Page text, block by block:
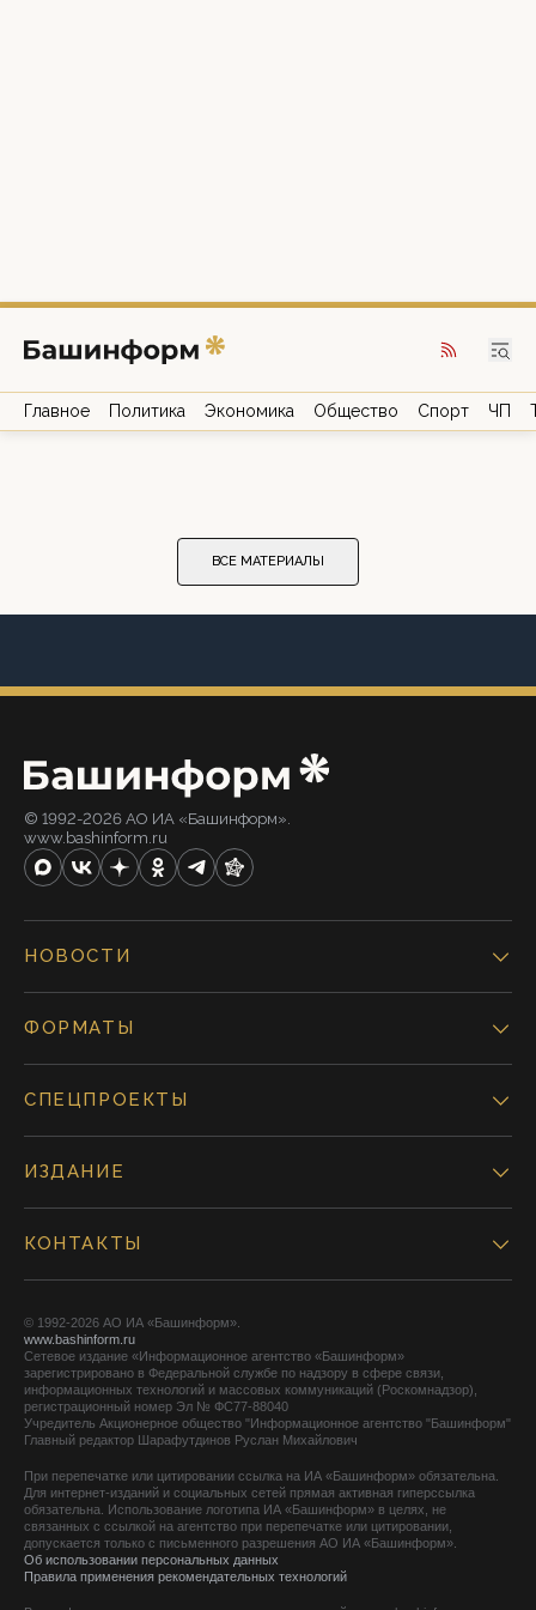
Главное Политика Экономика Общество Спорт ЧП
ВСЕ МАТЕРИАЛЫ
© 1992-2026 АО ИА «Башинформ».
www.bashinform.ru
НОВОСТИ
ФОРМАТЫ
СПЕЦПРОЕКТЫ
ИЗДАНИЕ
КОНТАКТЫ
© 1992-2026 АО ИА «Башинформ».
www.bashinform.ru
Сетевое издание «Информационное агентство «Башинформ»
зарегистрировано в Федеральной службе по надзору в сфере связи,
информационных технологий и массовых коммуникаций (Роскомнадзор),
регистрационный номер Эл № ФС77-88040
Учредитель Акционерное общество "Информационное агентство "Башинформ"
Главный редактор Шарафутдинов Руслан Михайлович
При перепечатке или цитировании ссылка на ИА «Башинформ» обязательна.
Для интернет-изданий и социальных сетей прямая активная гиперссылка
обязательна. Использование логотипа ИА «Башинформ» в целях, не
связанных с ссылкой на агентство при перепечатке или цитировании,
допускается только с письменного разрешения АО ИА «Башинформ».
Об использовании персональных данных
Правила применения рекомендательных технологий